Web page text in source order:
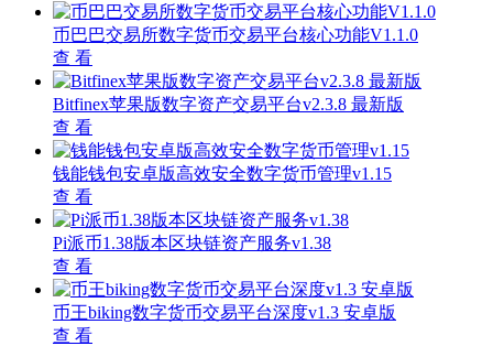
币巴巴交易所数字货币交易平台核心功能V1.1.0
查 看
Bitfinex苹果版数字资产交易平台v2.3.8 最新版
查 看
钱能钱包安卓版高效安全数字货币管理v1.15
查 看
Pi派币1.38版本区块链资产服务v1.38
查 看
币王biking数字货币交易平台深度v1.3 安卓版
查 看